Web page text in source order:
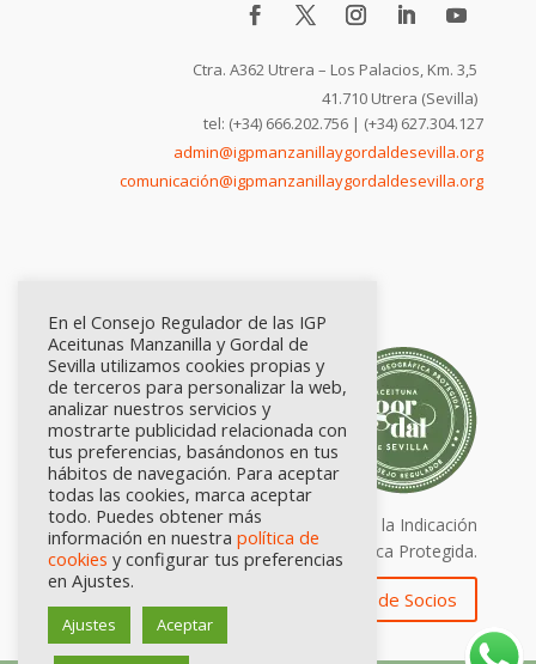
Ctra. A362 Utrera – Los Palacios, Km. 3,5
41.710 Utrera (Sevilla)
tel: (+34) 666.202.756 | (+34) 627.304.127
admin@igpmanzanillaygordaldesevilla.org
comunicación@igpmanzanillaygordaldesevilla.org
Calidad certificada por Origen. Sellos de la Indicación
Geográfica Protegida.
Zona de Socios
En el Consejo Regulador de las IGP
Aceitunas Manzanilla y Gordal de
Sevilla utilizamos cookies propias y
de terceros para personalizar la web,
analizar nuestros servicios y
mostrarte publicidad relacionada con
tus preferencias, basándonos en tus
hábitos de navegación. Para aceptar
todas las cookies, marca aceptar
todo. Puedes obtener más
información en nuestra política de
cookies y configurar tus preferencias
en Ajustes.
Ajustes Aceptar